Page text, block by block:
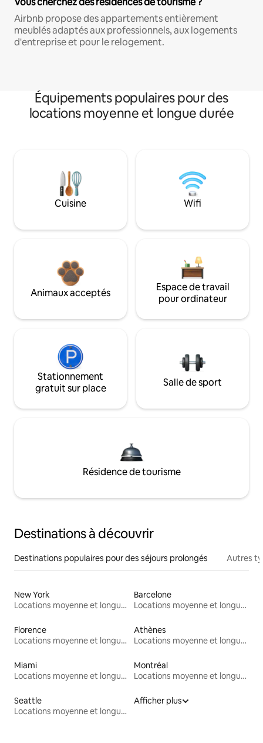
Airbnb propose des appartements entièrement
meublés adaptés aux professionnels, aux logements
d'entreprise et pour le relogement.
Équipements populaires pour des
locations moyenne et longue durée
Cuisine Wifi
Animaux acceptés
Espace de travail
pour ordinateur
Stationnement
gratuit sur place
Salle de sport
Résidence de tourisme
Destinations à découvrir
Destinations populaires pour des séjours prolongés Autres
New York
Locations moyenne et longue durée
Barcelone
Locations moyenne et longue durée
Florence
Locations moyenne et longue durée
Athènes
Locations moyenne et longue durée
Miami
Locations moyenne et longue durée
Montréal
Locations moyenne et longue durée
Seattle
Locations moyenne et longue durée
Afficher plus